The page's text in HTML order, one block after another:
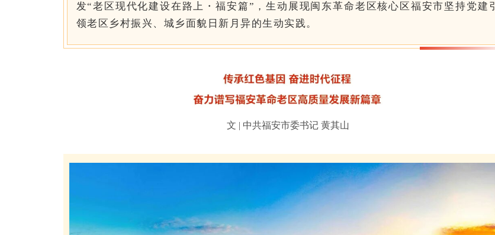
发“老区现代化建设在路上・福安篇”，生动展现闽东革命老区核心区福安市坚持党建引
领老区乡村振兴、城乡面貌日新月异的生动实践。
文 | 中共福安市委书记 黄其山